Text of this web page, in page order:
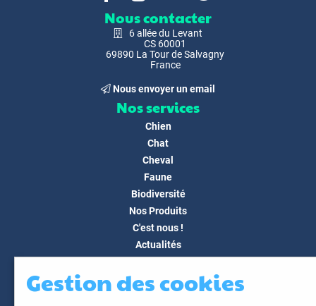
Nous contacter
6 allée du Levant
CS 60001
69890 La Tour de Salvagny
France
Nous envoyer un email
Nos services
Chien
Chat
Cheval
Faune
Biodiversité
Nos Produits
C'est nous !
Actualités
FAQ
Gestion des cookies